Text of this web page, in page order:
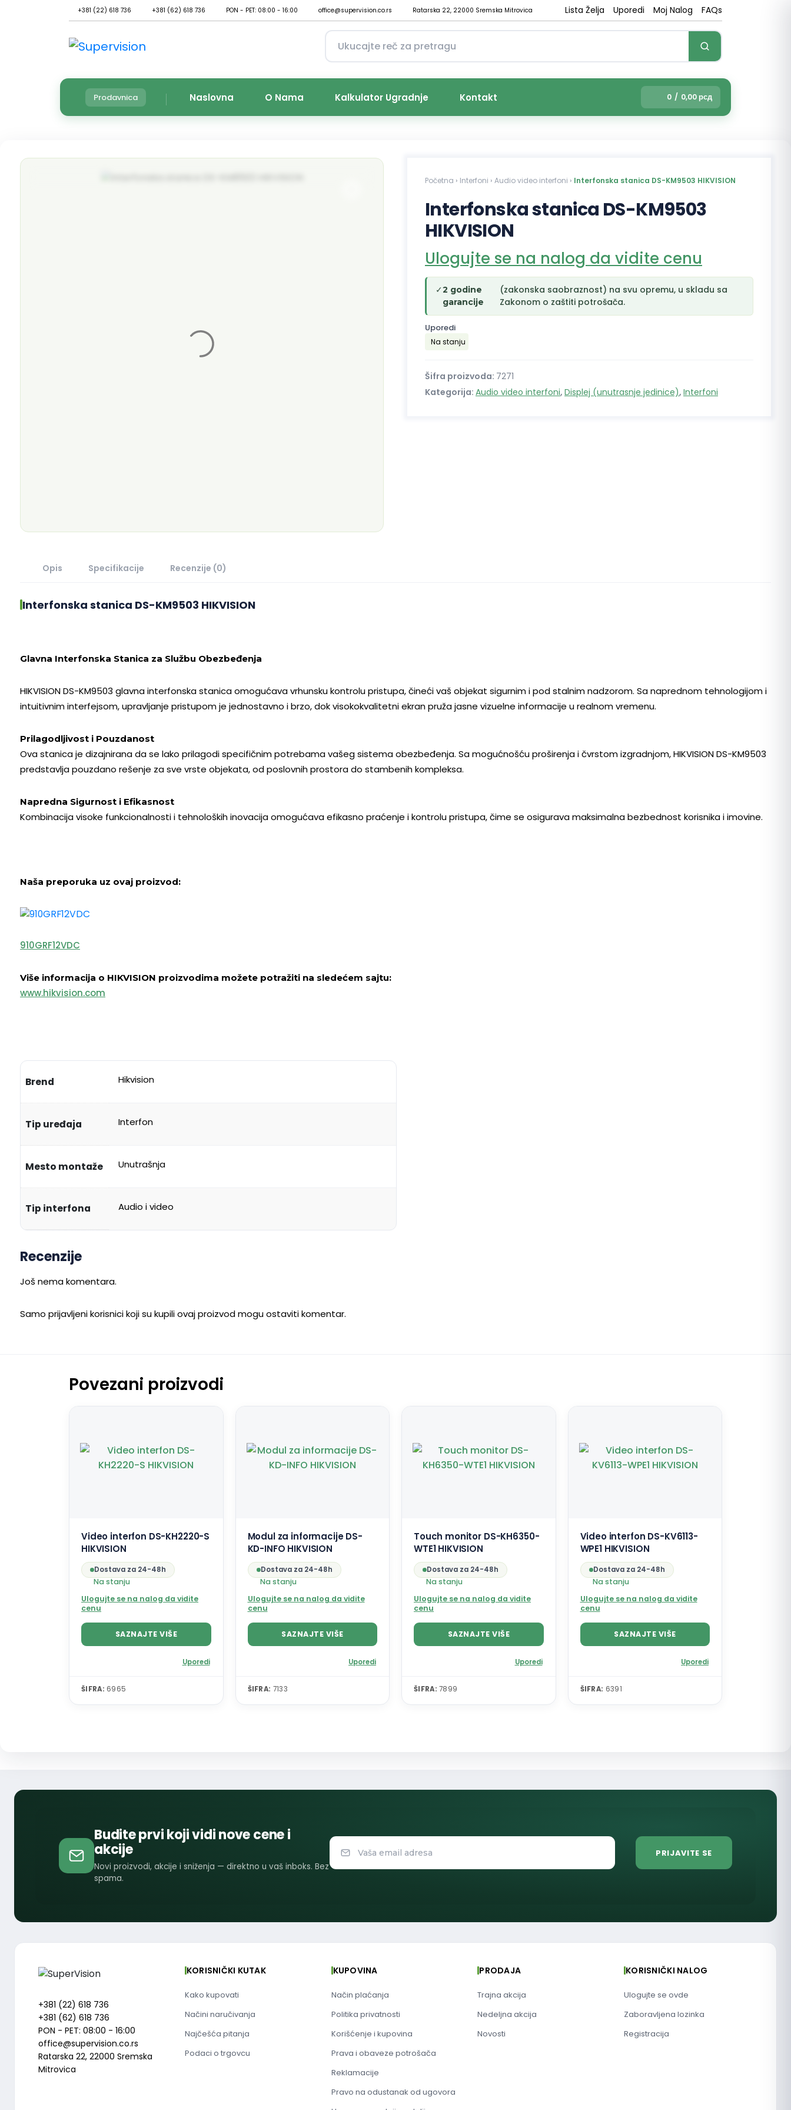
+381 (22) 618 736 +381 (62) 618 736 PON - PET: 08:00 - 16:00 office@supervision.co.rs Ratarska 22, 22000 Sremska Mitrovica Lista Želja Uporedi Moj Nalog FAQs
Prodavnica Naslovna O Nama Kalkulator Ugradnje Kontakt 0 / 0,00 рсд
Početna › Interfoni › Audio video interfoni › Interfonska stanica DS-KM9503 HIKVISION
Interfonska stanica DS-KM9503
HIKVISION
Ulogujte se na nalog da vidite cenu
✓2 godine
garancije
(zakonska saobraznost) na svu opremu, u skladu sa
Zakonom o zaštiti potrošača.
Uporedi
Na stanju
Šifra proizvoda: 7271
Kategorija: Audio video interfoni, Displej (unutrasnje jedinice), Interfoni
Opis Specifikacije Recenzije (0)
Interfonska stanica DS-KM9503 HIKVISION
Glavna Interfonska Stanica za Službu Obezbeđenja
HIKVISION DS-KM9503 glavna interfonska stanica omogućava vrhunsku kontrolu pristupa, čineći vaš objekat sigurnim i pod stalnim nadzorom. Sa naprednom tehnologijom i
intuitivnim interfejsom, upravljanje pristupom je jednostavno i brzo, dok visokokvalitetni ekran pruža jasne vizuelne informacije u realnom vremenu.
Prilagodljivost i Pouzdanost
Ova stanica je dizajnirana da se lako prilagodi specifičnim potrebama vašeg sistema obezbeđenja. Sa mogućnošću proširenja i čvrstom izgradnjom, HIKVISION DS-KM9503
predstavlja pouzdano rešenje za sve vrste objekata, od poslovnih prostora do stambenih kompleksa.
Napredna Sigurnost i Efikasnost
Kombinacija visoke funkcionalnosti i tehnoloških inovacija omogućava efikasno praćenje i kontrolu pristupa, čime se osigurava maksimalna bezbednost korisnika i imovine.
Naša preporuka uz ovaj proizvod:
910GRF12VDC
Više informacija o HIKVISION proizvodima možete potražiti na sledećem sajtu:
www.hikvision.com
Brend Hikvision
Tip uređaja Interfon
Mesto montaže Unutrašnja
Tip interfona Audio i video
Recenzije
Još nema komentara.
Samo prijavljeni korisnici koji su kupili ovaj proizvod mogu ostaviti komentar.
Povezani proizvodi
Video interfon DS-KH2220-S
HIKVISION
Dostava za 24-48h
Na stanju
Ulogujte se na nalog da vidite
cenu
SAZNAJTE VIŠE
Uporedi
ŠIFRA: 6965
Modul za informacije DS-
KD-INFO HIKVISION
Dostava za 24-48h
Na stanju
Ulogujte se na nalog da vidite
cenu
SAZNAJTE VIŠE
Uporedi
ŠIFRA: 7133
Touch monitor DS-KH6350-
WTE1 HIKVISION
Dostava za 24-48h
Na stanju
Ulogujte se na nalog da vidite
cenu
SAZNAJTE VIŠE
Uporedi
ŠIFRA: 7899
Video interfon DS-KV6113-
WPE1 HIKVISION
Dostava za 24-48h
Na stanju
Ulogujte se na nalog da vidite
cenu
SAZNAJTE VIŠE
Uporedi
ŠIFRA: 6391
Budite prvi koji vidi nove cene i
akcije
Novi proizvodi, akcije i sniženja — direktno u vaš inboks. Bez
spama.
+381 (22) 618 736
+381 (62) 618 736
PON - PET: 08:00 - 16:00
office@supervision.co.rs
Ratarska 22, 22000 Sremska
Mitrovica
KORISNIČKI KUTAK
Kako kupovati
Načini naručivanja
Najčešća pitanja
Podaci o trgovcu
KUPOVINA
Način plaćanja
Politika privatnosti
Korišćenje i kupovina
Prava i obaveze potrošača
Reklamacije
Pravo na odustanak od ugovora
PRODAJA
Trajna akcija
Nedeljna akcija
Novosti
KORISNIČKI NALOG
Ulogujte se ovde
Zaboravljena lozinka
Registracija